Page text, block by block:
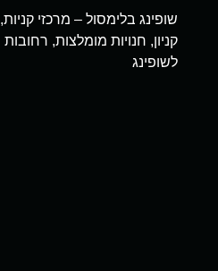
שופינג בלימסול – מרכזי קניות,
קניון, חנויות מומלצות, רחובות
לשופינג